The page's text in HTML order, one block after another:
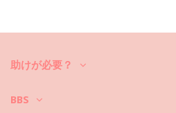
ニセットを楽しみたいのでしたら、良
まず第一に：ザラザラした表面はお避け
など）、木（破片など）などの表面に直
助けが必要？
BBS